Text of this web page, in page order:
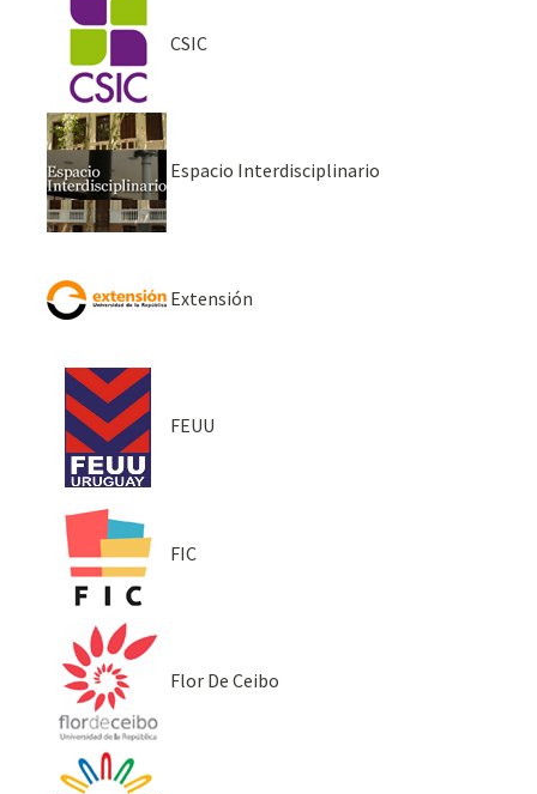
CSIC
Espacio Interdisciplinario
Extensión
FEUU
FIC
Flor De Ceibo